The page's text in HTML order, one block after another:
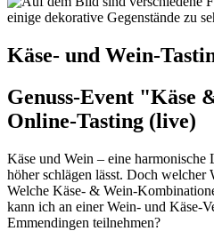
Käse- und Wein-
Genuss-Event "Käse
Online-Tasting (live)
Käse und Wein – eine harmonische
höher schlägen lässt. Doch welcher
Welche Käse- & Wein-
kann ich an einer Wein- und Käse-
Emmendingen teilnehmen?